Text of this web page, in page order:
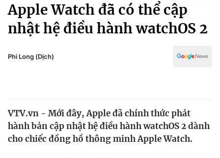
Chính trị
Thế giới
Thể thao
Truyền hình
Văn hóa - Giải trí
Đời sống
Apple Watch đã có thể cập
nhật hệ điều hành watchOS 2
Phi Long (Dịch)
VTV.vn - Mới đây, Apple đã chính thức phát
hành bản cập nhật hệ điều hành watchOS 2 dành
cho chiếc đồng hồ thông minh Apple Watch.